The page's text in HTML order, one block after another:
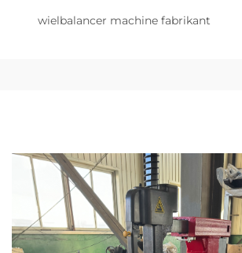
wielbalancer machine fabrikant